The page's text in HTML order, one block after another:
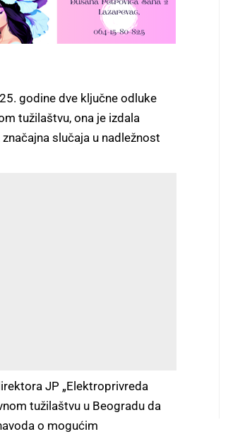
godine dve ključne odluke
tužilaštvu, ona je izdala
slučaja u nadležnost
JP „Elektroprivreda
tužilaštvu u Beogradu da
o mogućim